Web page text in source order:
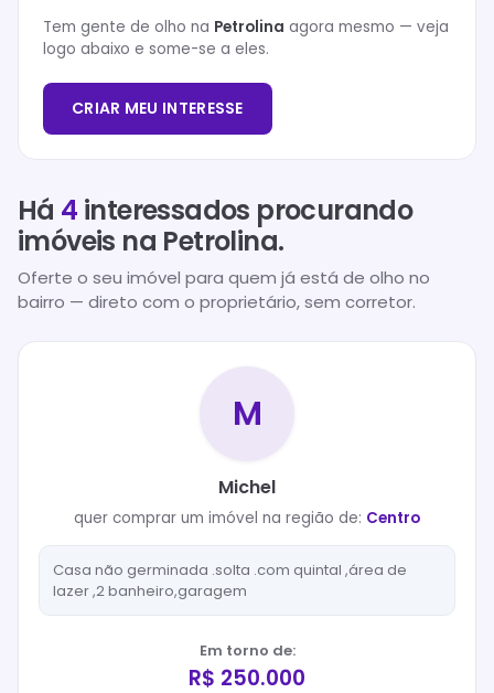
Tem gente de olho na Petrolina agora mesmo — veja
logo abaixo e some-se a eles.
CRIAR MEU INTERESSE
Há 4 interessados procurando
imóveis na Petrolina.
Oferte o seu imóvel para quem já está de olho no
bairro — direto com o proprietário, sem corretor.
M
Michel
quer comprar um imóvel na região de: Centro
Casa não germinada .solta .com quintal ,área de
lazer ,2 banheiro,garagem
Em torno de:
R$ 250.000